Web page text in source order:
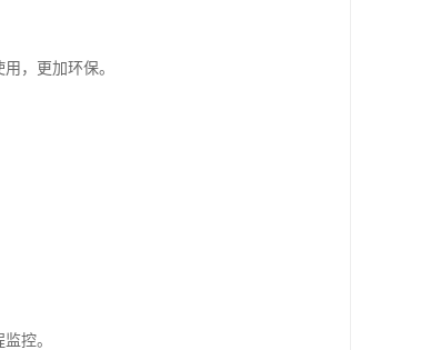
，更加环保。
控。